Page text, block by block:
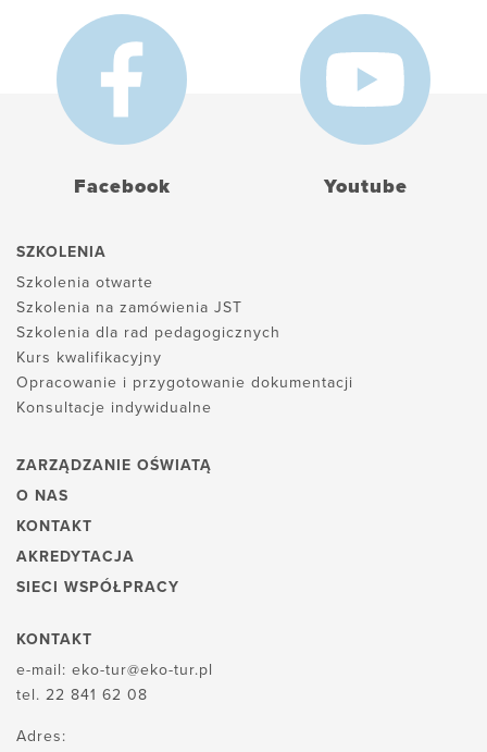
Facebook Youtube
SZKOLENIA
Szkolenia otwarte
Szkolenia na zamówienia JST
Szkolenia dla rad pedagogicznych
Kurs kwalifikacyjny
Opracowanie i przygotowanie dokumentacji
Konsultacje indywidualne
ZARZĄDZANIE OŚWIATĄ
O NAS
KONTAKT
AKREDYTACJA
SIECI WSPÓŁPRACY
KONTAKT
e-mail: eko-tur@eko-tur.pl
tel. 22 841 62 08
Adres: